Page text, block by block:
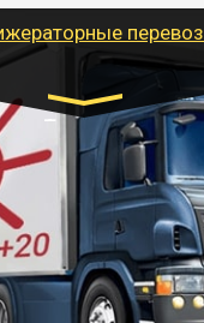
разгрузочных работ
Транспорт:
тонны), Бычок,
10 тонн
от 6000 руб.
перевозки грузов с
режима,
обработкой